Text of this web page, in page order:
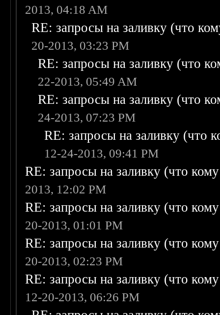
2013, 04:18 AM
RE: запросы на заливку (что
20-2013, 03:23 PM
RE: запросы на заливку (что
22-2013, 05:49 AM
RE: запросы на заливку (что
24-2013, 07:23 PM
RE: запросы на заливку (что
12-24-2013, 09:41 PM
RE: запросы на заливку (что
2013, 12:02 PM
RE: запросы на заливку (что
20-2013, 01:01 PM
RE: запросы на заливку (что
20-2013, 02:23 PM
RE: запросы на заливку (что
12-20-2013, 06:26 PM